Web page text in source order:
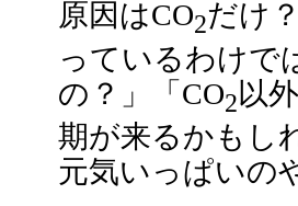
原因はCO2だけ
っているわけで
の？」「CO2以
期が来るかもし
元気いっぱいの